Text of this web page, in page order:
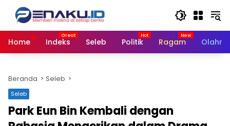
Langsung
konten
Home
Indeks Seleb Politik Ragam
Beranda Seleb
Seleb
Park Eun Bin Kembali dengan